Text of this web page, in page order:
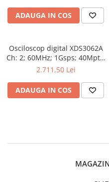
avansat
ADAUGA IN COS
Osciloscop digital XDS3062A
Ch: 2; 60MHz; 1Gsps; 40Mpts;
LCD TFT 8"; XDS care ofera
2.711,50 Lei
ADAUGA IN COS